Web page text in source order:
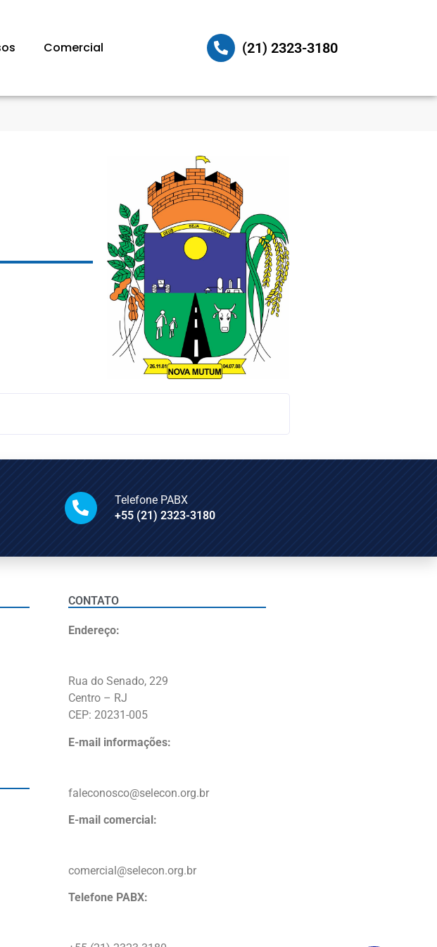
Comercial (21) 2323-3180
Telefone PABX
+55 (21) 2323-3180
CONTATO
Endereço:
Rua do Senado, 229
Centro – RJ
CEP: 20231-005
E-mail informações:
faleconosco@selecon.org.br
E-mail comercial:
comercial@selecon.org.br
Telefone PABX: